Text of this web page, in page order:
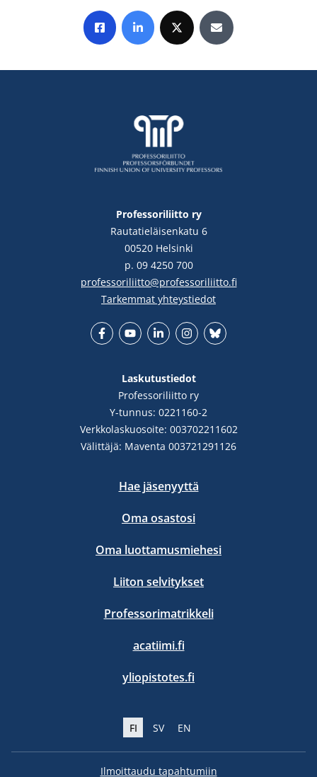
Jaa Facebookissa
Jaa LinkedInissä
Jaa X:ssäJaa sähköpostitse
Professoriliitto ry
Rautatieläisenkatu 6
00520 Helsinki
p. 09 4250 700
professoriliitto@professoriliitto.fi
Tarkemmat yhteystiedot
Laskutustiedot
Professoriliitto ry
Y-tunnus: 0221160-2
Verkkolaskuosoite: 003702211602
Välittäjä: Maventa 003721291126
Hae jäsenyyttä
Oma osastosi
Oma luottamusmiehesi
Liiton selvitykset
Professorimatrikkeli
acatiimi.fi
yliopistotes.fi
FI SV EN
Ilmoittaudu tapahtumiin